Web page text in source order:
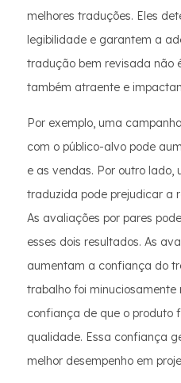
melhores traduções. Eles
legibilidade e garantem a
tradução bem revisada não
também atraente e
Por exemplo, uma
com o público-alvo pode
e as vendas. Por outro lado,
traduzida pode prejudicar a
As avaliações por pares
esses dois resultados. As
aumentam a confiança do
trabalho foi minuciosamente
confiança de que o produto
qualidade. Essa confiança
melhor desempenho em